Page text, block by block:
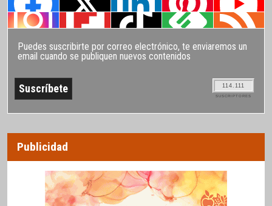
Puedes suscribirte por correo electrónico, te enviaremos un
email cuando se publiquen nuevos contenidos
114.111
SUSCRIPTORES
Publicidad